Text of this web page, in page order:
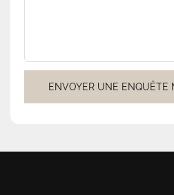
ENVOYER UNE ENQUÊTE